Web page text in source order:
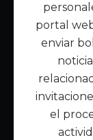
Enlaces
Inicio
Acerca de
Nuestra
Quiénes
Enlaces de
portal
enviar
el